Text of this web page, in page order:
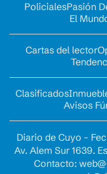
PolicialesPasión
El
Cartas del lector
Clasificados
Avisos
Diario de Cuyo -
Av. Alem Sur 1639.
Contacto: